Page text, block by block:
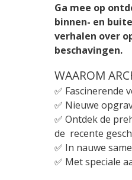
Ga mee op
binnen- en
verhalen over
beschavingen.
WAAROM
✅ Fascinerende
✅ Nieuwe
✅ Ontdek de
de recente
✅ In nauwe
✅ Met speciale